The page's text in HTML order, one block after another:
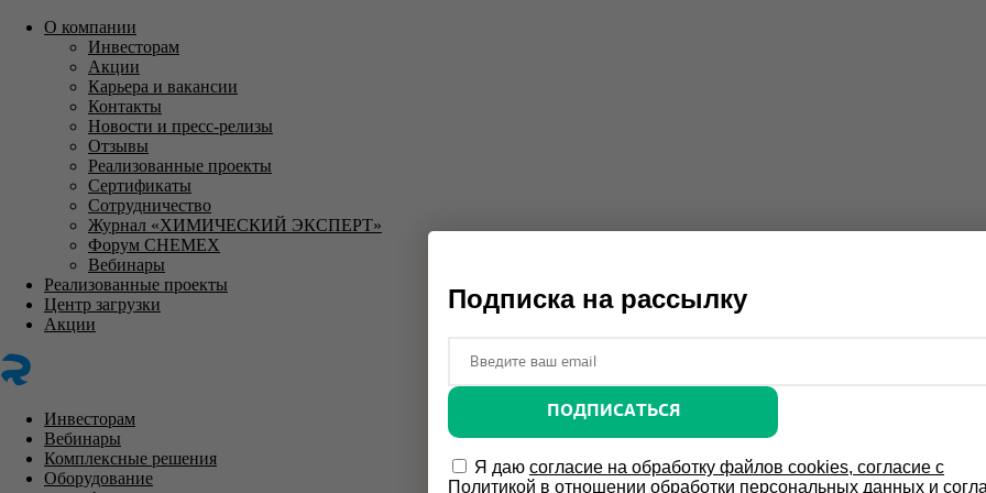
О компании
Инвесторам
Акции
Карьера и вакансии
Контакты
Новости и пресс-релизы
Отзывы
Реализованные проекты
Сертификаты
Сотрудничество
Журнал «ХИМИЧЕСКИЙ ЭКСПЕРТ»
Форум CHEMEX
Вебинары
Реализованные проекты
Центр загрузки
Акции
Инвесторам
Вебинары
Комплексные решения
Оборудование
Подписка на рассылку
ПОДПИСАТЬСЯ
Я даю согласие на обработку файлов cookies, согласие с
Политикой в отношении обработки персональных данных и